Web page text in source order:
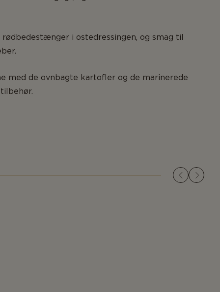
rødbedestænger i ostedressingen, og smag til
med de ovnbagte kartofler og de marinerede